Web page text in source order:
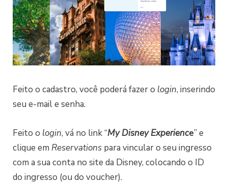
Feito o cadastro, você poderá fazer o login, inserindo
seu e-mail e senha.
Feito o login, vá no link “My Disney Experience” e
clique em Reservations para vincular o seu ingresso
com a sua conta no site da Disney, colocando o ID
do ingresso (ou do voucher).